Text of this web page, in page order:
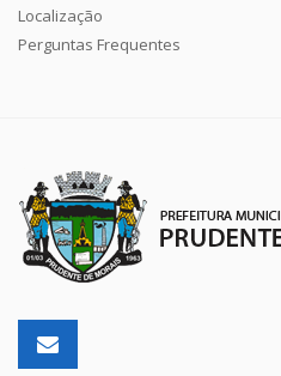
Localização
Perguntas Frequentes